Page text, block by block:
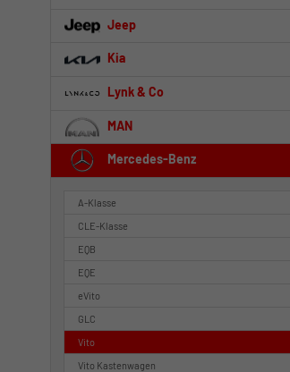
Jeep
Kia
Lynk & Co
MAN
Mercedes-Benz
A-Klasse
CLE-Klasse
EQB
EQE
eVito
GLC
Vito
Vito Kastenwagen